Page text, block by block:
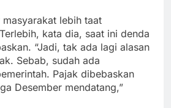
lebih taat
kata dia, saat ini denda
“Jadi, tak ada lagi alasan
Sebab, sudah ada
Pajak dibebaskan
Desember mendatang,”